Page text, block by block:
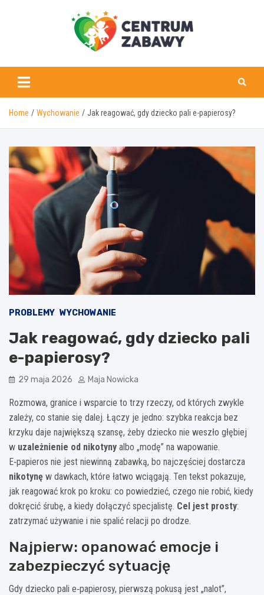
centrumzabawy.pl
Home Wychowanie Jak reagować, gdy dziecko pali e-papierosy?
PROBLEMY WYCHOWANIE
Jak reagować, gdy dziecko pali
e-papierosy?
29 maja 2026 Maja Nowicka
Rozmowa, granice i wsparcie to trzy rzeczy, od których zwykle
zależy, co stanie się dalej. Łączy je jedno: szybka reakcja bez
krzyku daje największą szansę, żeby dziecko nie weszło głębiej
w uzależnienie od nikotyny albo „modę” na wapowanie.
E‑papieros nie jest niewinną zabawką, bo najczęściej dostarcza
nikotynę w dawkach, które łatwo wciągają. Ten tekst pokazuje,
jak reagować krok po kroku: co powiedzieć, czego nie robić, kiedy
dokręcić śrubę, a kiedy dołączyć specjalistę. Cel jest prosty:
zatrzymać używanie i nie spalić relacji po drodze.
Najpierw: opanować emocje i
zabezpieczyć sytuację
Gdy dziecko pali e‑papierosy, pierwszą pokusą jest „nalot”,